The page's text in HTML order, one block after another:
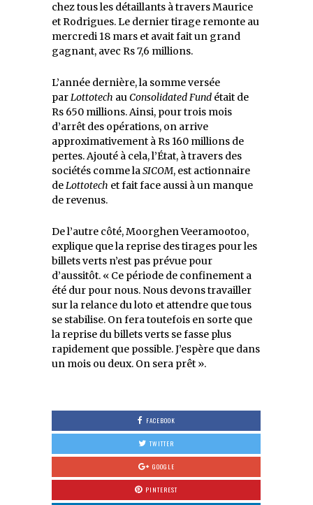
chez tous les détaillants à travers Maurice
et Rodrigues. Le dernier tirage remonte au
mercredi 18 mars et avait fait un grand
gagnant, avec Rs 7,6 millions.
L’année dernière, la somme versée
parLottotech auConsolidated Fund était de
Rs 650 millions. Ainsi, pour trois mois
d’arrêt des opérations, on arrive
approximativement à Rs 160 millions de
pertes. Ajouté à cela, l’État, à travers des
sociétés comme laSICOM, est actionnaire
deLottotech et fait face aussi à un manque
de revenus.
De l’autre côté, Moorghen Veeramootoo,
explique que la reprise des tirages pour les
billets verts n’est pas prévue pour
d’aussitôt. « Ce période de confinement a
été dur pour nous. Nous devons travailler
sur la relance du loto et attendre que tous
se stabilise. On fera toutefois en sorte que
la reprise du billets verts se fasse plus
rapidement que possible. J’espère que dans
un mois ou deux. On sera prêt ».
FACEBOOK
TWITTER
GOOGLE
PINTEREST